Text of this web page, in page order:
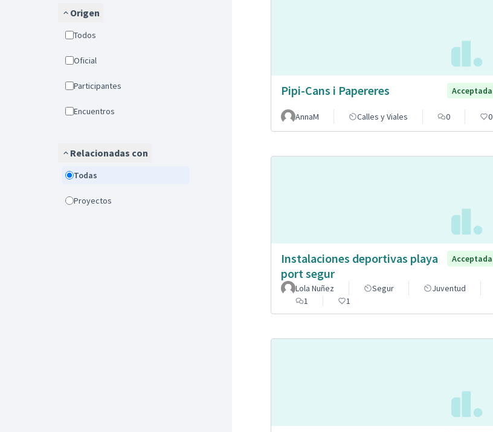
Origen
Todos
Oficial
Participantes
Encuentros
Relacionadas con
Todas
Proyectos
Pipi-Cans i Papereres Acceptada
AnnaM Calles y Viales 0 0
Instalaciones deportivas playa
port segur
Acceptada
Lola Nuñez Segur
Juventud
1
1